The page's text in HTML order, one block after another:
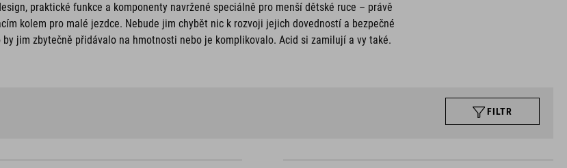
praktické funkce a komponenty navržené speciálně pro menší dětské ruce – právě
kolem pro malé jezdce. Nebude jim chybět nic k rozvoji jejich dovedností a bezpečné
jim zbytečně přidávalo na hmotnosti nebo je komplikovalo. Acid si zamilují a vy také.
FILTR